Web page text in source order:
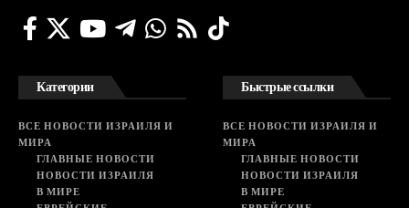
Категории
ВСЕ НОВОСТИ ИЗРАИЛЯ И
МИРА
ГЛАВНЫЕ НОВОСТИ
НОВОСТИ ИЗРАИЛЯ
В МИРЕ
Быстрые ссылки
ВСЕ НОВОСТИ ИЗРАИЛЯ И
МИРА
ГЛАВНЫЕ НОВОСТИ
НОВОСТИ ИЗРАИЛЯ
В МИРЕ